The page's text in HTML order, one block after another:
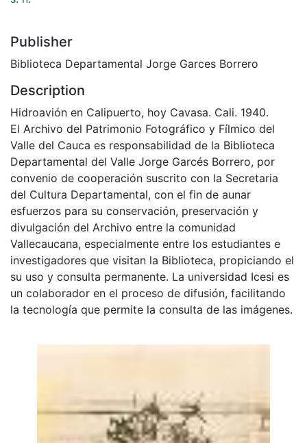
Publisher
Biblioteca Departamental Jorge Garces Borrero
Description
Hidroavión en Calipuerto, hoy Cavasa. Cali. 1940.
El Archivo del Patrimonio Fotográfico y Fílmico del
Valle del Cauca es responsabilidad de la Biblioteca
Departamental del Valle Jorge Garcés Borrero, por
convenio de cooperación suscrito con la Secretaria
del Cultura Departamental, con el fin de aunar
esfuerzos para su conservación, preservación y
divulgación del Archivo entre la comunidad
Vallecaucana, especialmente entre los estudiantes e
investigadores que visitan la Biblioteca, propiciando el
su uso y consulta permanente. La universidad Icesi es
un colaborador en el proceso de difusión, facilitando
la tecnología que permite la consulta de las imágenes.